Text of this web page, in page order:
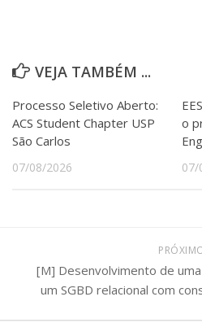
VEJA TAMBÉM ...
Processo Seletivo Aberto:
ACS Student Chapter USP
São Carlos
07/08/2026
o
07/
[M] Desenvolvimento de
um SGBD relacional com